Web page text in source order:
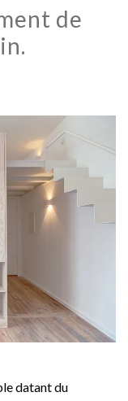
de
datant du